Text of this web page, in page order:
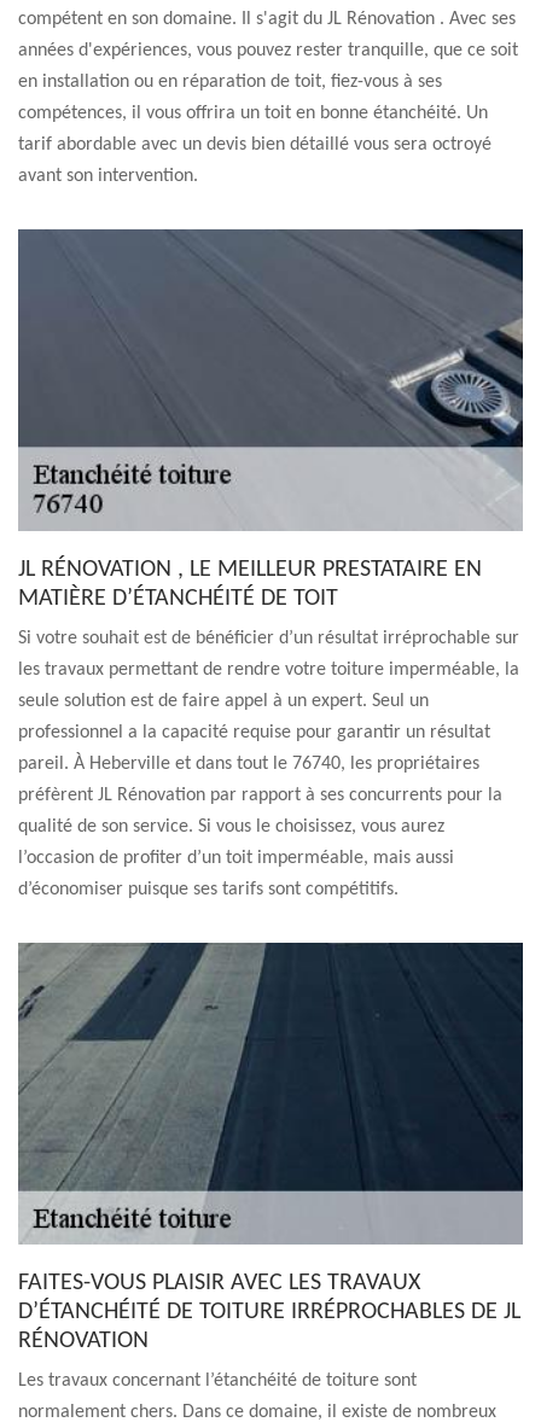
compétent en son domaine. Il s'agit du JL Rénovation . Avec ses
années d'expériences, vous pouvez rester tranquille, que ce soit
en installation ou en réparation de toit, fiez-vous à ses
compétences, il vous offrira un toit en bonne étanchéité. Un
tarif abordable avec un devis bien détaillé vous sera octroyé
avant son intervention.
JL RÉNOVATION , LE MEILLEUR PRESTATAIRE EN
MATIÈRE D’ÉTANCHÉITÉ DE TOIT
Si votre souhait est de bénéficier d’un résultat irréprochable sur
les travaux permettant de rendre votre toiture imperméable, la
seule solution est de faire appel à un expert. Seul un
professionnel a la capacité requise pour garantir un résultat
pareil. À Heberville et dans tout le 76740, les propriétaires
préfèrent JL Rénovation par rapport à ses concurrents pour la
qualité de son service. Si vous le choisissez, vous aurez
l’occasion de profiter d’un toit imperméable, mais aussi
d’économiser puisque ses tarifs sont compétitifs.
FAITES-VOUS PLAISIR AVEC LES TRAVAUX
D’ÉTANCHÉITÉ DE TOITURE IRRÉPROCHABLES DE JL
RÉNOVATION
Les travaux concernant l’étanchéité de toiture sont
normalement chers. Dans ce domaine, il existe de nombreux